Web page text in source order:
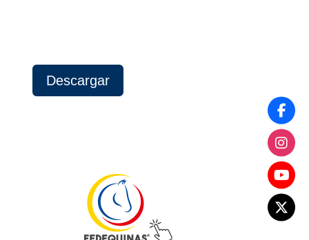
Descargar